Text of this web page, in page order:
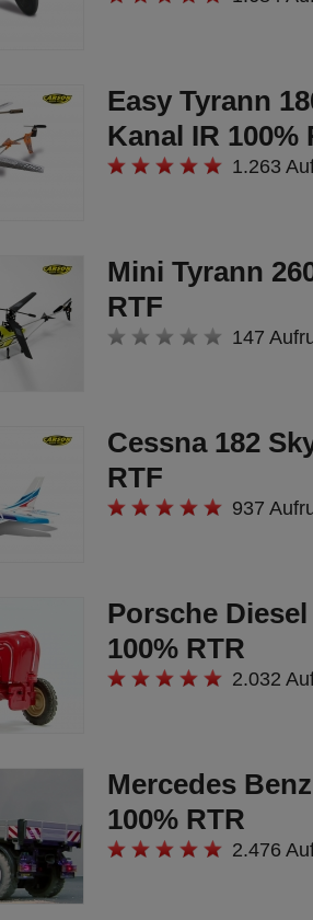
Profil wirkt die grüne
besonders bullig
wohl. Das
Alu-Chassis, der
Allrad-Antrieb
und ein 9 kg
Metallgetriebe
Power und
In der Spitze bringt
auf
von bis zu 80
Komponenten sind
umlaufende
an der
den Virus XL
gehört ein 2,4 GHz
mit
eine ausführliche
– Laden –
Fahrakku
LiPo (2x)
Expert
Easy Tyrann
Kanal IR 100%
1.263
Mini Tyrann
RTF
147
Cessna 182
RTF
937
Porsche
100% RTR
2.032
Mercedes
100% RTR
2.476